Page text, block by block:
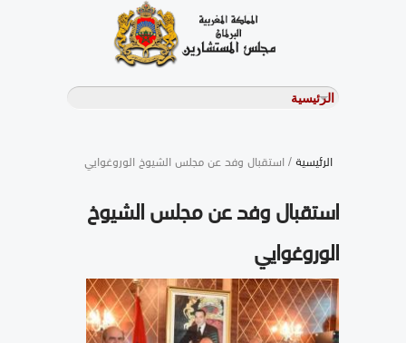
الرئيسية/ استقبال وفد عن مجلس الشيوخ الوروغوايي
استقبال وفد عن مجلس الشيوخ
الوروغوايي